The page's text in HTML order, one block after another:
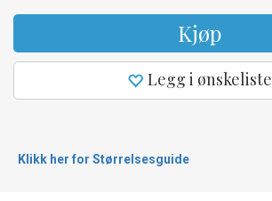
Kjøp
Legg i ønskeliste
Klikk her for Størrelsesguide